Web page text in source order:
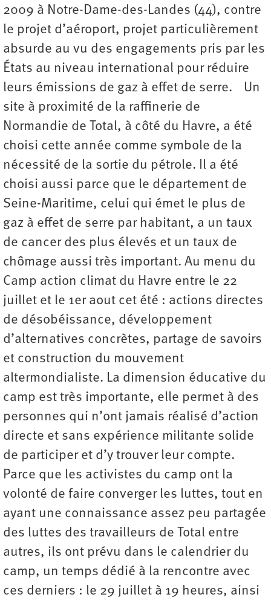
2009 à Notre-Dame-des-Landes (44), contre
le projet d’aéroport, projet particulièrement
absurde au vu des engagements pris par les
États au niveau international pour réduire
leurs émissions de gaz à effet de serre. Un
site à proximité de la raffinerie de
Normandie de Total, à côté du Havre, a été
choisi cette année comme symbole de la
nécessité de la sortie du pétrole. Il a été
choisi aussi parce que le département de
Seine-Maritime, celui qui émet le plus de
gaz à effet de serre par habitant, a un taux
de cancer des plus élevés et un taux de
chômage aussi très important. Au menu du
Camp action climat du Havre entre le 22
juillet et le 1er aout cet été : actions directes
de désobéissance, développement
d’alternatives concrètes, partage de savoirs
et construction du mouvement
altermondialiste. La dimension éducative du
camp est très importante, elle permet à des
personnes qui n’ont jamais réalisé d’action
directe et sans expérience militante solide
de participer et d’y trouver leur compte.
Parce que les activistes du camp ont la
volonté de faire converger les luttes, tout en
ayant une connaissance assez peu partagée
des luttes des travailleurs de Total entre
autres, ils ont prévu dans le calendrier du
camp, un temps dédié à la rencontre avec
ces derniers : le 29 juillet à 19 heures, ainsi